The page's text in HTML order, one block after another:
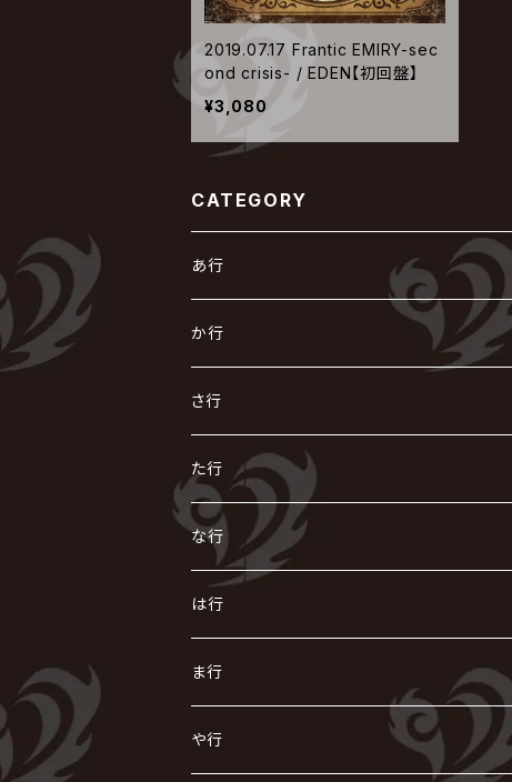
2019.07.17 Frantic EMIRY-sec
ond crisis- / EDEN【初回盤】
¥3,080
CATEGORY
あ行
あ
R指定
AIOLIN
i.D.A
AKIHIDE
Azavana
い
IKUO
exist†trace
生熊耕治
う
VIRGE / ヴァージュ
Waive
え
ACE OF SPADES
X JAPAN
LSN / The LEGENDARY SIX NINE
お
AURORIZE
OFIAM
か行
か
怪人二十面奏
Kαin
kein
き
KISAKI
キズ
く
Crack6
グラビティ
け
[ kei ] / 圭
仮病
こ
GOATBED
さ行
さ
ザアザア
The THIRTEEN
し
Zeke Deux
Z CLEAR
す
Z CLEAR
超ジャシー
せ
ゼラ
そ
た行
た
DASEIN
DAIGO
ち
CHAQLA.
つ
て
な行
な
NIGHTMARE
NAZARE
に
NiEL
ぬ
は行
は
heidi.
ひ
ま行
ま
や行